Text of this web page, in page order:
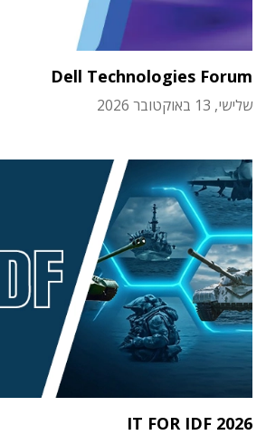
Dell Technologies Forum
שלישי, 13 באוקטובר 2026
IT FOR IDF 2026